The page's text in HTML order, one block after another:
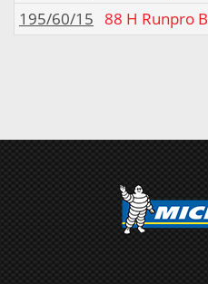
195/60/15
88 H Runpro B